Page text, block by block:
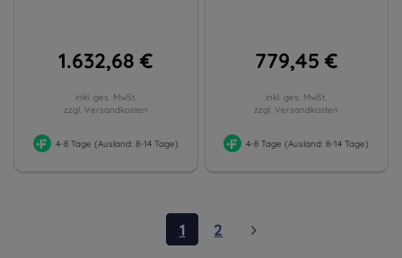
1.632,68 €
inkl. ges. MwSt.
zzgl. Versandkosten
4-8 Tage (Ausland: 8-14 Tage)
779,45 €
inkl. ges. MwSt.
zzgl. Versandkosten
4-8 Tage (Ausland: 8-14 Tage)
1 2